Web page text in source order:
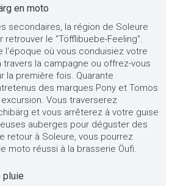
en moto
secondaires, la région de Soleure
retrouver le "Töfflibuebe-Feeling".
l'époque où vous conduisiez votre
la campagne ou offrez-vous
la première fois. Quarante
des marques Pony et Tomos
Vous traverserez
et vous arrêterez à votre guise
auberges pour déguster des
retour à Soleure, vous pourrez
moto réussi à la brasserie Öufi.
pluie